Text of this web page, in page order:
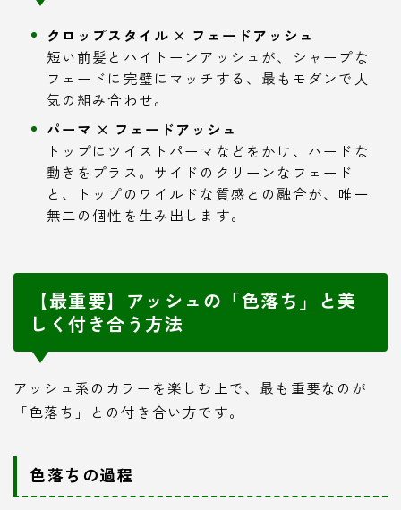
クロップスタイル × フェードアッシュ
短い前髪とハイトーンアッシュが、シャープな
フェードに完璧にマッチする、最もモダンで人
気の組み合わせ。
パーマ × フェードアッシュ
トップにツイストパーマなどをかけ、ハードな
動きをプラス。サイドのクリーンなフェード
と、トップのワイルドな質感との融合が、唯一
無二の個性を生み出します。
【最重要】アッシュの「色落ち」と美
しく付き合う方法
アッシュ系のカラーを楽しむ上で、最も重要なのが
「色落ち」との付き合い方です。
色落ちの過程